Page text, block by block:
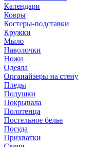
Календари
Ковры
Костеры-подставки
Кружки
Мыло
Наволочки
Ножи
Одеяла
Органайзеры на стену
Пледы
Подушки
Покрывала
Полотенца
Постельное белье
Посуда
Прихватки